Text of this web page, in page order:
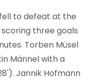
to defeat at the
three goals
Torben Müsel
Männel with a
Jannik Hofmann